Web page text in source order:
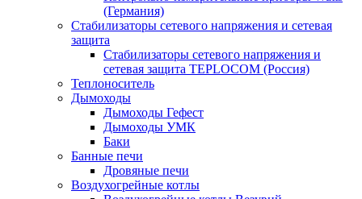
(Германия)
Стабилизаторы сетевого напряжения и сетевая
защита
Стабилизаторы сетевого напряжения и
сетевая защита TEPLOCOM (Россия)
Теплоноситель
Дымоходы
Дымоходы Гефест
Дымоходы УМК
Баки
Банные печи
Дровяные печи
Воздухогрейные котлы